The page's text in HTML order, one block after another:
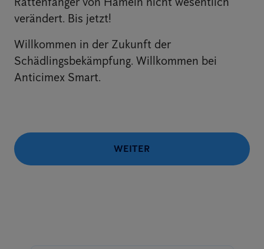
verändert. Bis jetzt!
Willkommen in der Zukunft der
Schädlingsbekämpfung. Willkommen bei
Anticimex Smart.
WEITER